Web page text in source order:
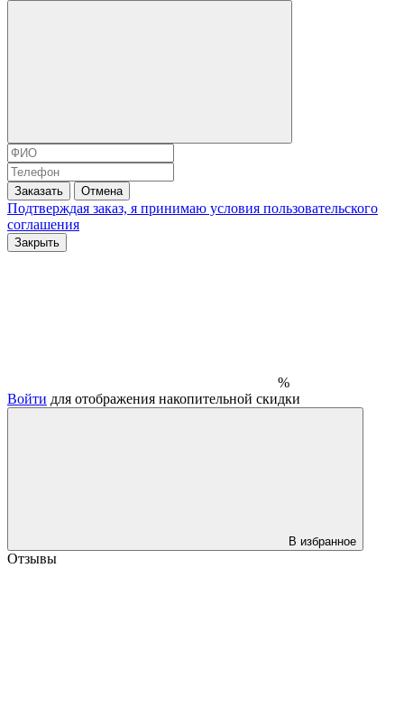
Заказать Отмена
Подтверждая заказ, я принимаю условия пользовательского
соглашения
Закрыть
%
Войти для отображения накопительной скидки
В избранное
Отзывы